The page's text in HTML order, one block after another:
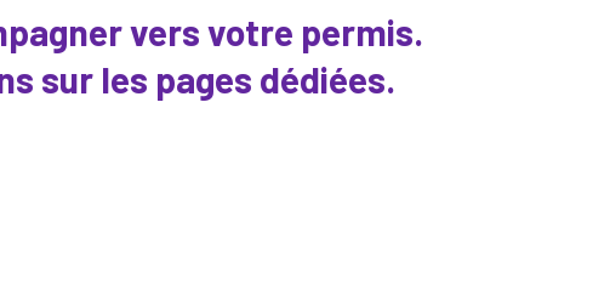
vers votre permis.
sur les pages dédiées.